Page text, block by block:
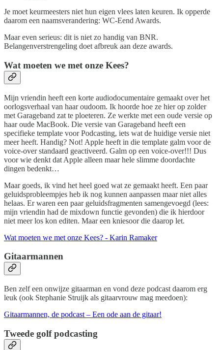
Je moet keurmeesters niet hun eigen vlees laten keuren. Ik opperde
daarom een naamsverandering: WC-Eend Awards.
Maar even serieus: dit is niet zo handig van BNR.
Belangenverstrengeling doet afbreuk aan deze awards.
Wat moeten we met onze Kees?
Mijn vriendin heeft een korte audiodocumentaire gemaakt over het
oorlogsverhaal van haar oudoom. Ik hoorde hoe ze hier op zolder
met Garageband zat te ploeteren. Ze werkte met een oude versie op
haar oude MacBook. Die versie van Garageband heeft een
specifieke template voor Podcasting, iets wat de huidige versie niet
meer heeft. Handig? Not! Apple heeft in die template galm voor de
voice-over standaard geactiveerd. Galm op een voice-over!!! Dus
voor wie denkt dat Apple alleen maar hele slimme doordachte
dingen bedenkt…
Maar goeds, ik vind het heel goed wat ze gemaakt heeft. Een paar
geluidsprobleempjes heb ik nog kunnen aanpassen maar niet alles
helaas. Er waren een paar geluidsfragmenten samengevoegd (lees:
mijn vriendin had de mixdown functie gevonden) die ik hierdoor
niet meer los kon editen. Maar een kniesoor die daarop let.
Wat moeten we met onze Kees? - Karin Ramaker
Gitaarmannen
Ben zelf een onwijze gitaarman en vond deze podcast daarom erg
leuk (ook Stephanie Struijk als gitaarvrouw mag meedoen):
Gitaarmannen, de podcast – Een ode aan de gitaar!
Tweede golf podcasting